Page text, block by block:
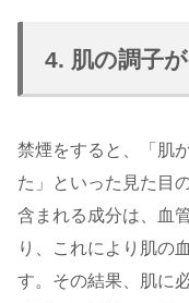
4. 肌の調子
禁煙をすると、「肌
た」といった見た目
含まれる成分は、血
り、これにより肌の
す。その結果、肌に